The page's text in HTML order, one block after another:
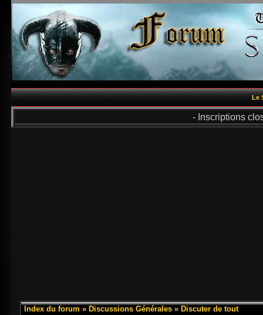
Le
- Inscriptions
Index du forum » Discussions Générales » Discuter de tout